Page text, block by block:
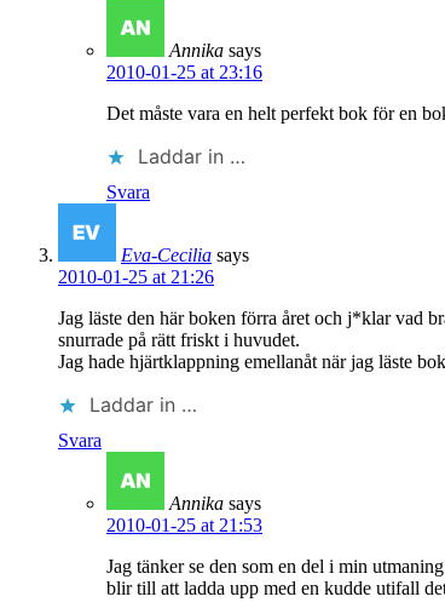
Annika says
2010-01-25 at 23:16
Det måste vara en helt perfekt bok för en
Laddar in …
Svara
Eva-Cecilia says
2010-01-25 at 21:26
Jag läste den här boken förra året och j*klar vad
snurrade på rätt friskt i huvudet.
Jag hade hjärtklappning emellanåt när jag läste
Laddar in …
Svara
Annika says
2010-01-25 at 21:53
Jag tänker se den som en del i min utmaning
blir till att ladda upp med en kudde utifall